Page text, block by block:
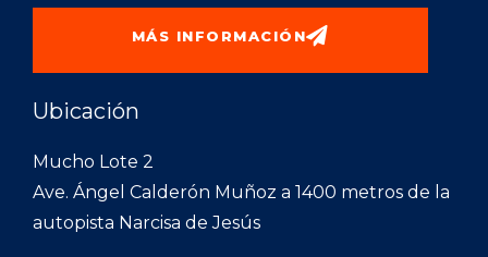
MÁS INFORMACIÓN
Ubicación
Mucho Lote 2
Ave. Ángel Calderón Muñoz a 1400 metros de la
autopista Narcisa de Jesús